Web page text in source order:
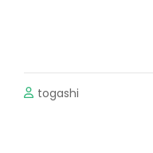
togashi